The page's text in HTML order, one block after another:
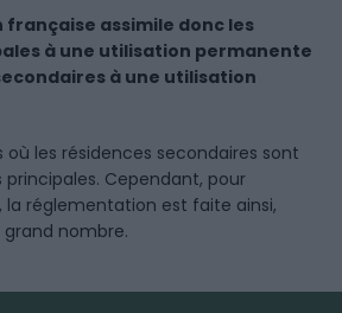
assimile donc les
à une utilisation permanente
à une utilisation
où les résidences secondaires sont
principales. Cependant, pour
la réglementation est faite ainsi,
nombre.